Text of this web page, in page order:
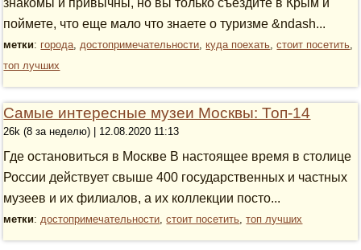
знакомы и привычны, но вы только съездите в Крым и
поймете, что еще мало что знаете о туризме &ndash...
метки: города,достопримечательности,куда поехать,стоит посетить,
топ лучших
Самые интересные музеи Москвы: Топ-14
26k (8 за неделю) | 12.08.2020 11:13
Где остановиться в Москве В настоящее время в столице
России действует свыше 400 государственных и частных
музеев и их филиалов, а их коллекции посто...
метки:достопримечательности,стоит посетить,топ лучших